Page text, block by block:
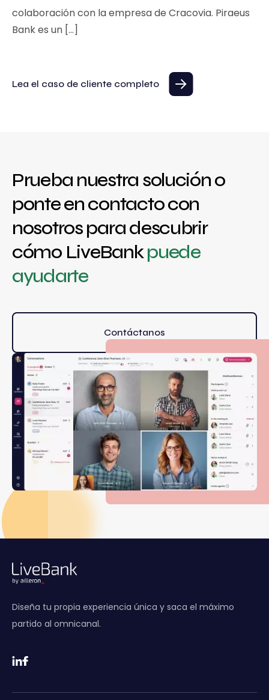
colaboración con la empresa de Cracovia. Piraeus
Bank es un […]
Lea el caso de cliente completo
Prueba nuestra solución o
ponte en contacto con
nosotros para descubrir
cómo LiveBankpuede
ayudarte
Contáctanos
Diseña tu propia experiencia única y saca el máximo
partido al omnicanal.